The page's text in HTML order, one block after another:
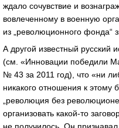
ждало сочувствие и
вовлеченному в военную
из „революционного фонда“
А другой известный русский
(см. «Инновации победили
№ 43 за 2011 год), что «ни
никакого отношения к этому
„революция без
организовать какой-то